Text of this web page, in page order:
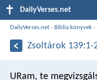
DailyVerses.net
DailyVerses.net › Biblia könyvek ›
Zsoltárok 139:1-
URam, te